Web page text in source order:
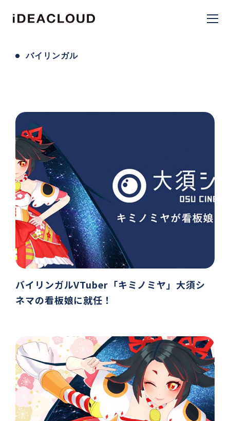
バイリンガル
バイリンガルVTuber「キミノミヤ」大須シ
ネマの看板娘に就任！